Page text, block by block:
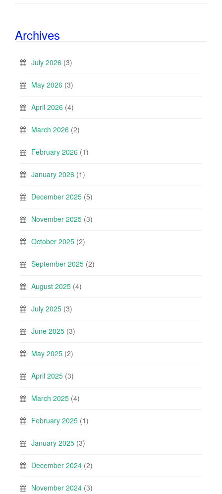
Archives
July 2026 (3)
May 2026 (3)
April 2026 (4)
March 2026 (2)
February 2026 (1)
January 2026 (1)
December 2025 (5)
November 2025 (3)
October 2025 (2)
September 2025 (2)
August 2025 (4)
July 2025 (3)
June 2025 (3)
May 2025 (2)
April 2025 (3)
March 2025 (4)
February 2025 (1)
January 2025 (3)
December 2024 (2)
November 2024 (3)